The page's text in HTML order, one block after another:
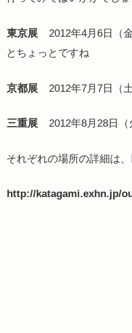
東京展 2012年4月6日
とちょっとですね
京都展 2012年7月7日（
三重展 2012年8月28日（
それぞれの場所の詳細は
http://katagami.exhn.jp/